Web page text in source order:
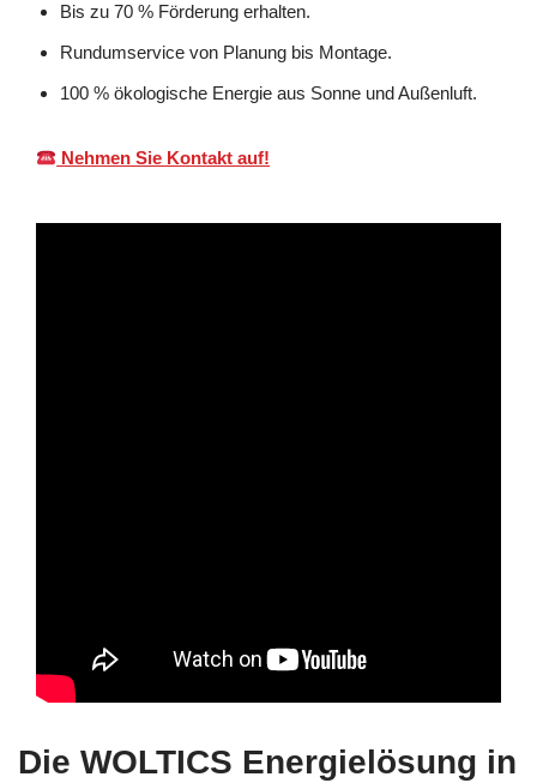
Bis zu 70 % Förderung erhalten.
Rundumservice von Planung bis Montage.
100 % ökologische Energie aus Sonne und Außenluft.
Nehmen Sie Kontakt auf!
Die WOLTICS Energielösung in